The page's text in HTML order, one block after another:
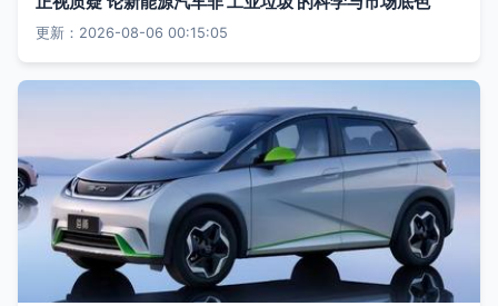
更新：2026-08-06 00:15:05